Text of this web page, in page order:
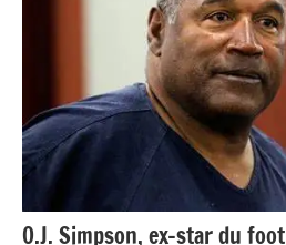
O.J. Simpson, ex-star du